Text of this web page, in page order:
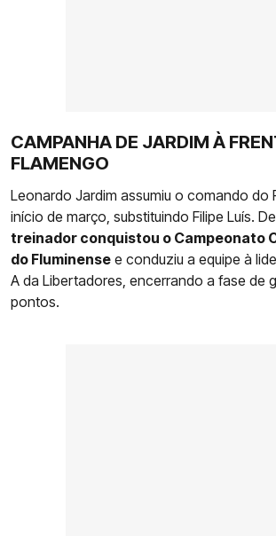
CAMPANHA DE JARDIM À
FLAMENGO
Leonardo Jardim assumiu o comando do
início de março, substituindo Filipe Luís.
treinador conquistou o Campeonato
do Fluminense e conduziu a equipe à
A da Libertadores, encerrando a fase de
pontos.